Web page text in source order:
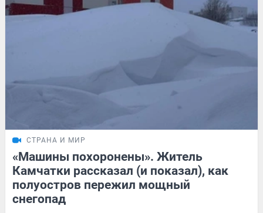
СТРАНА И МИР
«Машины похоронены». Житель
Камчатки рассказал (и показал), как
полуостров пережил мощный
снегопад